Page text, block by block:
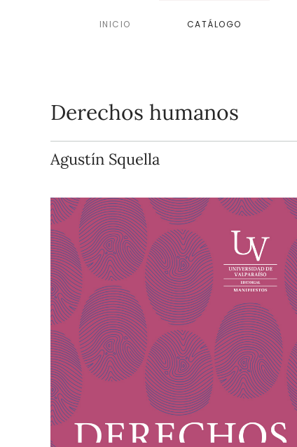
INICIO CATÁLOGO
Derechos humanos
Agustín Squella